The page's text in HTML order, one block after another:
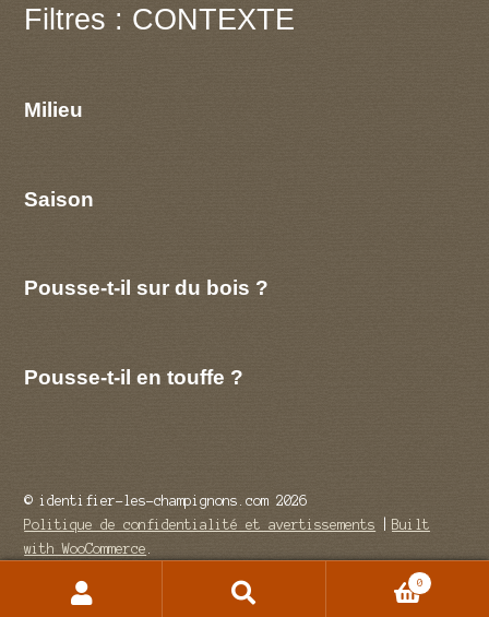
Filtres : CONTEXTE
Milieu
Saison
Pousse-t-il sur du bois ?
Pousse-t-il en touffe ?
© identifier-les-champignons.com 2026
Politique de confidentialité et avertissements
Built
with WooCommerce
Recherche
0